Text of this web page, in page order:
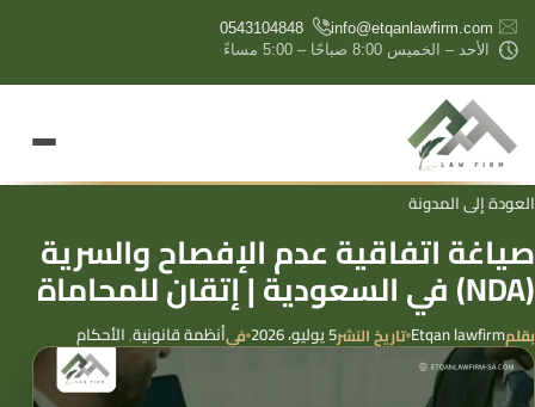
content
info@etqanlawfirm.com
0543104848
الأحد – الخميس 8:00 صباحًا – 5:00 مساءً
العودة إلى المدونة
صياغة اتفاقية عدم الإفصاح والسرية
(NDA) في السعودية | إتقان للمحاماة
بقلمEtqan lawfirm تاريخ النشر5 يوليو، 2026 فيأنظمة قانونية,الأحكام